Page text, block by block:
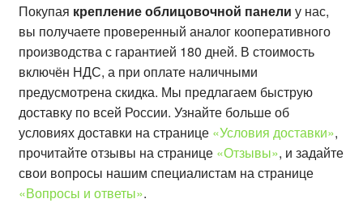
Покупая крепление облицовочной панели у нас,
вы получаете проверенный аналог кооперативного
производства с гарантией 180 дней. В стоимость
включён НДС, а при оплате наличными
предусмотрена скидка. Мы предлагаем быструю
доставку по всей России. Узнайте больше об
условиях доставки на странице «Условия доставки»,
прочитайте отзывы на странице «Отзывы», и задайте
свои вопросы нашим специалистам на странице
«Вопросы и ответы».